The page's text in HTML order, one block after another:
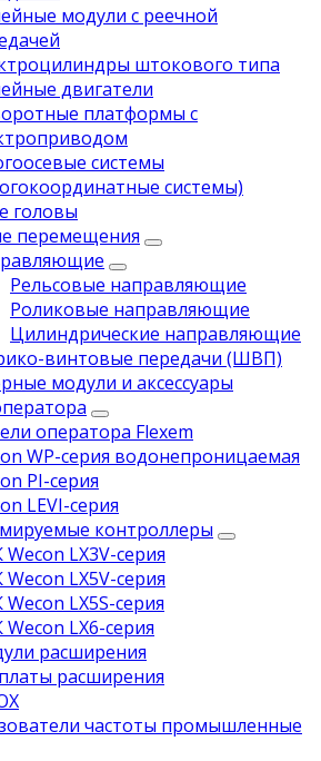
модули с реечной
штокового типа
двигатели
платформы с
системы
системы)
головы
перемещения
Рельсовые направляющие
Роликовые направляющие
Цилиндрические направляющие
винтовые передачи (ШВП)
модули и аксессуары
оператора Flexem
WP-серия водонепроницаемая
PI-серия
LEVI-серия
контроллеры
LX3V-серия
LX5V-серия
LX5S-серия
LX6-серия
расширения
расширения
частоты промышленные